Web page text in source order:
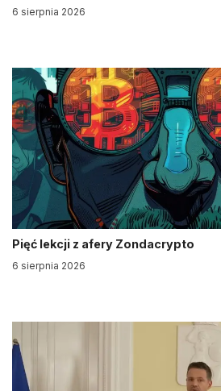
6 sierpnia 2026
Pięć lekcji z afery Zondacrypto
6 sierpnia 2026